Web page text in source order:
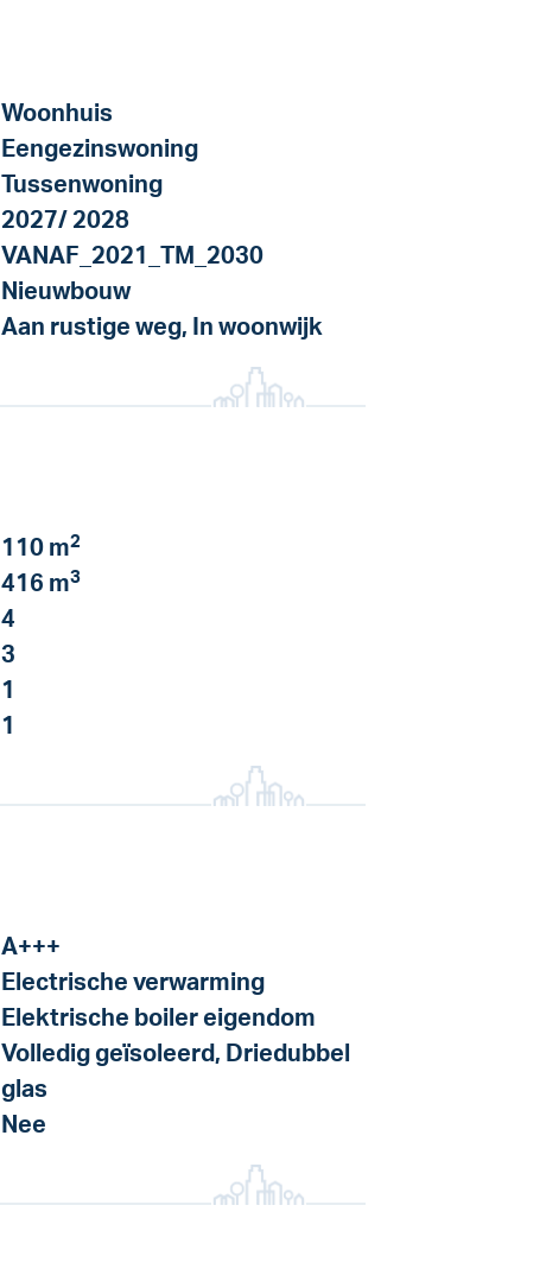
Woonhuis
Eengezinswoning
Tussenwoning
2027/ 2028
VANAF_2021_TM_2030
Nieuwbouw
Aan rustige weg, In woonwijk
110 m2
416 m3
4
3
1
1
A+++
Electrische verwarming
Elektrische boiler eigendom
Volledig geïsoleerd, Driedubbel
glas
Nee